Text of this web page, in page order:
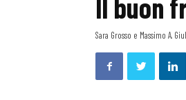
Il buon
Sara Grosso e Massimo A.